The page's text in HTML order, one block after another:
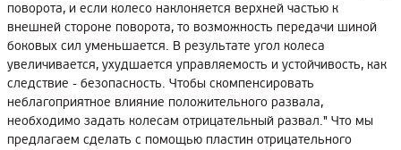
поворота, и если колесо наклоняется верхней частью к
внешней стороне поворота, то возможность передачи шиной
боковых сил уменьшается. В результате угол колеса
увеличивается, ухудшается управляемость и устойчивость, как
следствие - безопасность. Чтобы скомпенсировать
неблагоприятное влияние положительного развала,
необходимо задать колесам отрицательный развал." Что мы
предлагаем сделать с помощью пластин отрицательного